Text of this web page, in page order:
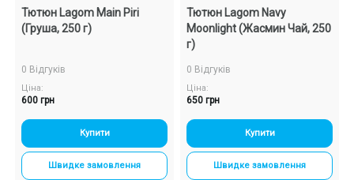
Тютюн Lagom Main Piri
(Груша, 250 г)
0 Відгуків
Ціна:
600 грн
Купити
Швидке замовлення
Тютюн Lagom Navy
Moonlight (Жасмин Чай, 250
г)
0 Відгуків
Ціна:
650 грн
Купити
Швидке замовлення